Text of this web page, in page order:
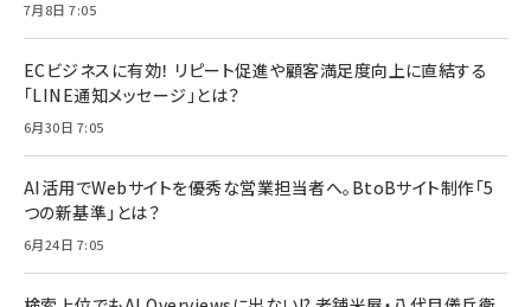
7月8日 7:05
ECビジネスに有効！ リピート促進や顧客満足度向上に直結する
「LINE通知メッセージ」とは？
6月30日 7:05
AI活用でWebサイトを優秀な営業担当者へ。BtoBサイト制作「5
つの新基準」とは？
6月24日 7:05